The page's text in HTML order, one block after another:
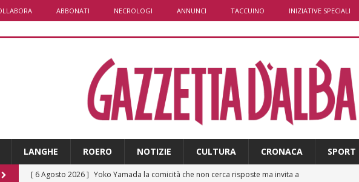
ABBONATI NECROLOGI ANNUNCI TACCUINO INIZIATIVE SPECIALI
LANGHE ROERO NOTIZIE CULTURA CRONACA SPORT
[ 6 Agosto 2026 ] Yoko Yamada la comicità che non cerca risposte ma invita a